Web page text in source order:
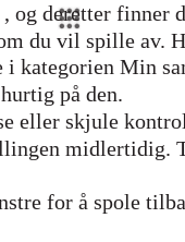
og deretter finner
du vil spille av.
kategorien Min
på den.
eller skjule
midlertidig.
for å spole